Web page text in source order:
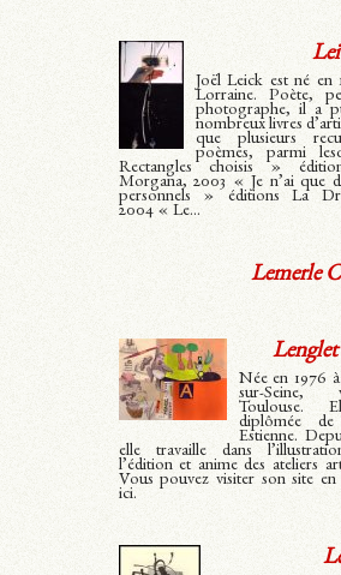
Joël Leick est né en
Lorraine. Poète,
photographe, il a
nombreux livres
que plusieurs
poèmes, parmi
Rectangles choisis »
Morgana, 2003 « Je n’ai que
personnels » éditions La
2004 « Le...
Lemerle
Née en 1976
sur-
Toulouse.
diplômée de
Estienne.
elle travaille dans
l’édition et anime des ateliers
Vous pouvez visiter son site en
ici.